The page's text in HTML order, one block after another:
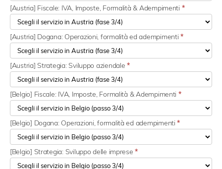
[Austria] Fiscale: IVA, Imposte, Formalità & Adempimenti *
[Austria] Dogana: Operazioni, formalità ed adempimenti*
[Austria] Strategia: Sviluppo aziendale*
[Belgio] Fiscale: IVA, Imposte, Formalità & Adempimenti *
[Belgio] Dogana: Operazioni, formalità ed adempimenti*
[Belgio] Strategia: Sviluppo delle imprese*